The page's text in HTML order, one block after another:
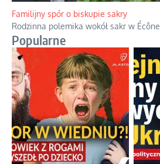
Familijny spór o biskupie sakry
Rodzinna polemika wokół sakr w Écône.
Popularne